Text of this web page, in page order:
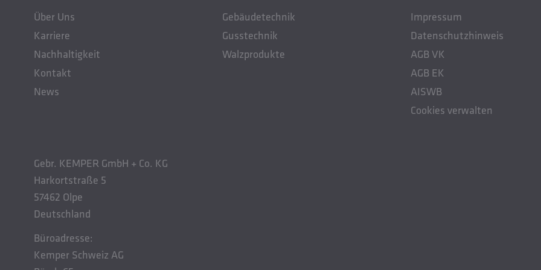
Über Uns
Karriere
Nachhaltigkeit
Kontakt
News
Gebäudetechnik
Gusstechnik
Walzprodukte
Impressum
Datenschutzhinweis
AGB VK
AGB EK
AISWB
Cookies verwalten
Gebr. KEMPER GmbH + Co. KG
Harkortstraße 5
57462 Olpe
Deutschland
Büroadresse:
Kemper Schweiz AG